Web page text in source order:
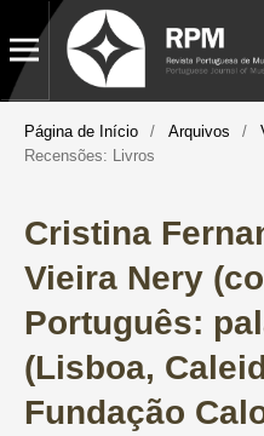
Página de Início / Arquivos /
Recensões: Livros
Cristina
Vieira Nery
Português:
(Lisboa,
Fundação